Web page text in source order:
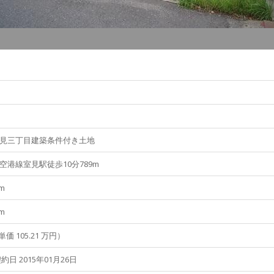
三丁目建築条件付き土地
港線室見駅徒歩10分789m
価 105.21 万円）
日 2015年01月26日